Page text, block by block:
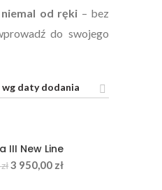
od ręki – bez
do swojego
III New Line
zł 3 950,00 zł